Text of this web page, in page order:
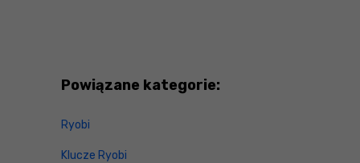
Powiązane kategorie:
Ryobi
Klucze Ryobi